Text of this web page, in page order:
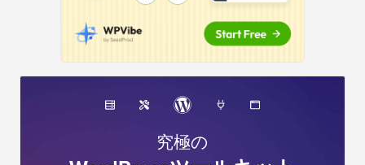
究極の